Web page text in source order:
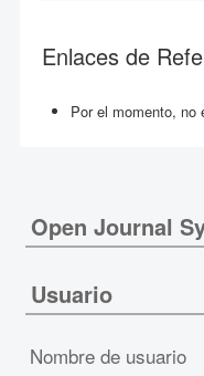
Enlaces de
Por el momento, no
Open Journal
Usuario
Nombre de usuario